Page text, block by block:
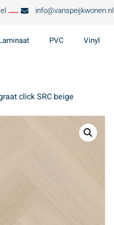
info@vanspeijkwonen.nl
PVC Vinyl
click SRC beige